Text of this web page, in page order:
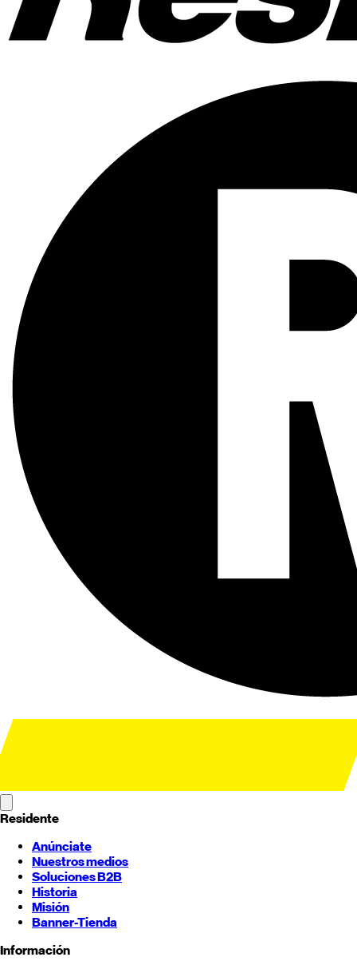
Residente
Anúnciate
Nuestros medios
Soluciones B2B
Historia
Misión
Banner-Tienda
Información